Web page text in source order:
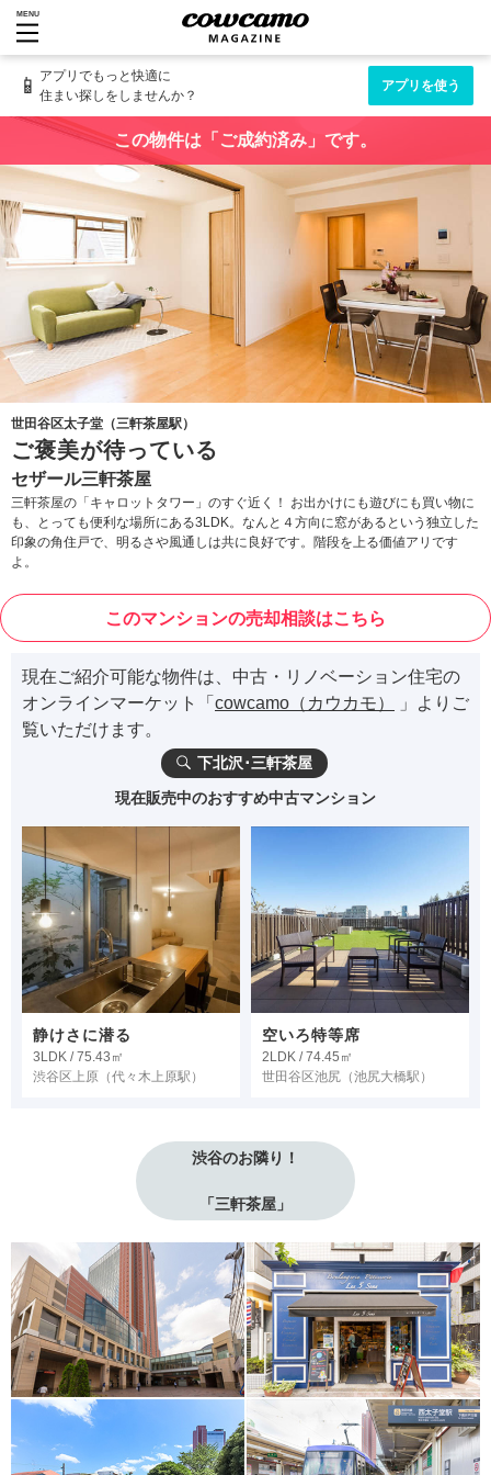
MENU
📱 アプリでもっと快適に
住まい探しをしませんか？
アプリを使う
この物件は「ご成約済み」です。
世田谷区太子堂（三軒茶屋駅）
ご褒美が待っている
セザール三軒茶屋
三軒茶屋の「キャロットタワー」のすぐ近く！ お出かけにも遊びにも買い物に
も、とっても便利な場所にある3LDK。なんと４方向に窓があるという独立した
印象の角住戸で、明るさや風通しは共に良好です。階段を上る価値アリです
よ。
このマンションの売却相談はこちら
現在ご紹介可能な物件は、中古・リノベーション住宅の
オンラインマーケット「 cowcamo（カウカモ）
」よりご
覧いただけます。
下北沢･三軒茶屋
現在販売中のおすすめ中古マンション
静けさに潜る
3LDK / 75.43㎡
渋谷区上原 （代々木上原駅）
空いろ特等席
2LDK / 74.45㎡
世田谷区池尻 （池尻大橋駅）
渋谷のお隣り！
「三軒茶屋」